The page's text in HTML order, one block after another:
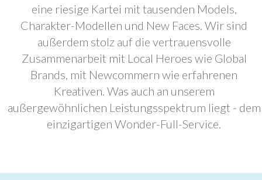
eine riesige Kartei mit tausenden Models,
Charakter-Modellen und New Faces. Wir sind
außerdem stolz auf die vertrauensvolle
Zusammenarbeit mit Local Heroes wie Global
Brands, mit Newcommern wie erfahrenen
Kreativen. Was auch an unserem
außergewöhnlichen Leistungsspektrum liegt - dem
einzigartigen Wonder-Full-Service.